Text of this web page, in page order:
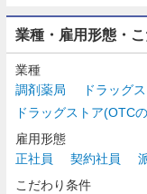
業種・雇用形態・
業種
調剤薬局
ドラッグ
ドラッグストア(OTC
雇用形態
正社員
契約社員
こだわり条件